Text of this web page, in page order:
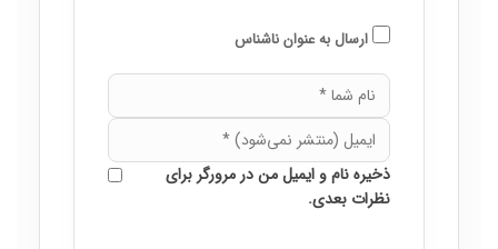
ارسال به عنوان ناشناس
ذخیره نام و ایمیل من در مرورگر برای
نظرات بعدی.